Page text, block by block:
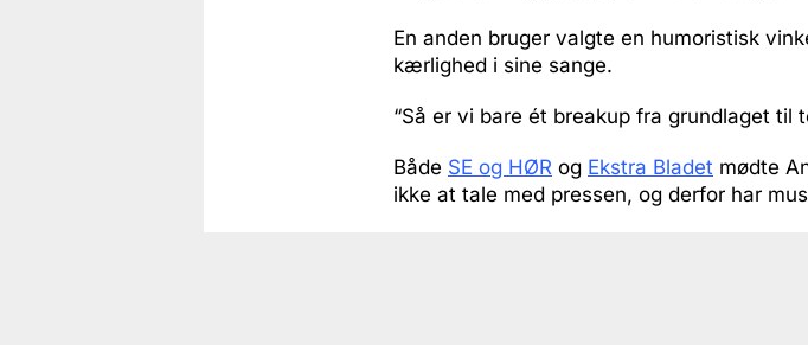
En anden bruger valgte en humoristisk
kærlighed i sine sange.
“Så er vi bare ét breakup fra grundlaget til
Både SE og HØR og Ekstra Bladet mødte
ikke at tale med pressen, og derfor har